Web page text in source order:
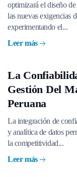
optimizará el diseño
las nuevas exigencias
experimentando el...
Leer más
La
Gestión Del
Peruana
La integración de
y analítica de datos
la competitividad...
Leer más